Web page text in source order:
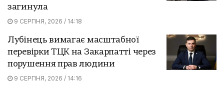
загинула
9 СЕРПНЯ, 2026 / 14:18
Лубінець вимагає масштабної
перевірки ТЦК на Закарпатті через
порушення прав людини
9 СЕРПНЯ, 2026 / 14:16